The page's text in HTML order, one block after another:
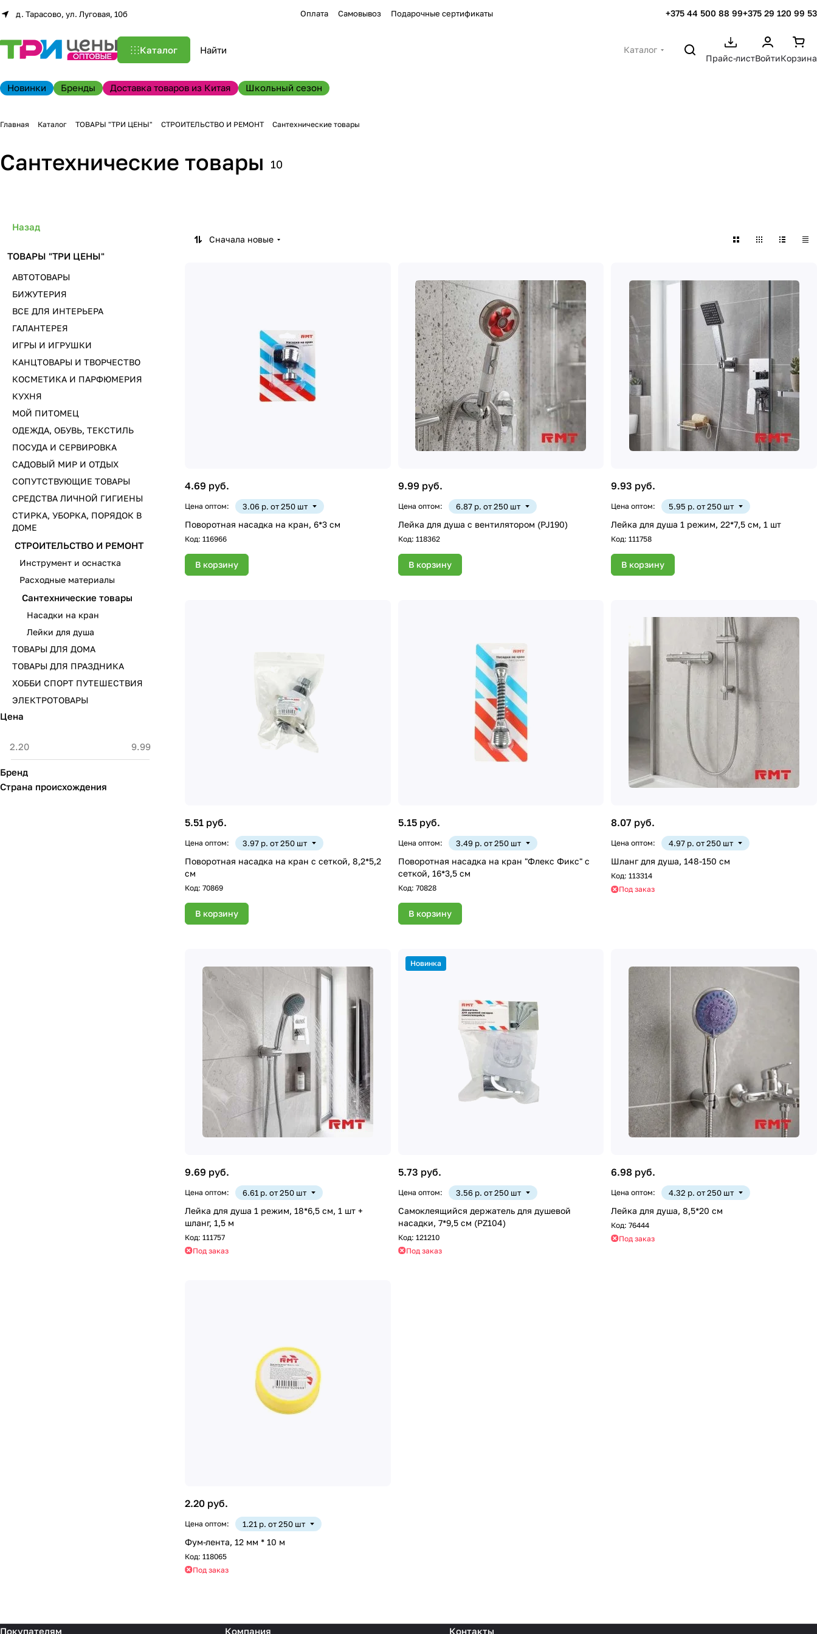
д. Тарасово, ул. Луговая, 10б Оплата Самовывоз Подарочные сертификаты +375 44 500 88 99+375 29 120 99 53
Каталог
Каталог
Прайс-листВойтиКорзина
Новинки Бренды Доставка товаров из Китая Школьный сезон
Главная Каталог ТОВАРЫ "ТРИ ЦЕНЫ" СТРОИТЕЛЬСТВО И РЕМОНТ Сантехнические товары
Сантехнические товары 10
Сначала новые
4.69 руб.
Цена оптом: 3.06 р. от 250 шт
Поворотная насадка на кран, 6*3 см
Код: 116966
В корзину
9.99 руб.
Цена оптом: 6.87 р. от 250 шт
Лейка для душа с вентилятором (PJ190)
Код: 118362
В корзину
9.93 руб.
Цена оптом: 5.95 р. от 250 шт
Лейка для душа 1 режим, 22*7,5 см, 1 шт
Код:111758
В корзину
5.51 руб.
Цена оптом: 3.97 р. от 250 шт
Поворотная насадка на кран с сеткой, 8,2*5,2
см
Код: 70869
В корзину
5.15 руб.
Цена оптом: 3.49 р. от 250 шт
Поворотная насадка на кран "Флекс Фикс" с
сеткой, 16*3,5 см
Код: 70828
В корзину
8.07 руб.
Цена оптом: 4.97 р. от 250 шт
Шланг для душа, 148-150 см
Код:113314
Под заказ
9.69 руб.
Цена оптом: 6.61 р. от 250 шт
Лейка для душа 1 режим, 18*6,5 см, 1 шт +
шланг, 1,5 м
Код: 111757
Под заказ
Новинка
5.73 руб.
Цена оптом: 3.56 р. от 250 шт
Самоклеящийся держатель для душевой
насадки, 7*9,5 см (PZ104)
Код: 121210
Под заказ
6.98 руб.
Цена оптом: 4.32 р. от 250 шт
Лейка для душа, 8,5*20 см
Код:76444
Под заказ
2.20 руб.
Цена оптом: 1.21 р. от 250 шт
Фум-лента, 12 мм * 10 м
Код: 118065
Под заказ
Назад
ТОВАРЫ "ТРИ ЦЕНЫ"
АВТОТОВАРЫ
БИЖУТЕРИЯ
ВСЕ ДЛЯ ИНТЕРЬЕРА
ГАЛАНТЕРЕЯ
ИГРЫ И ИГРУШКИ
КАНЦТОВАРЫ И ТВОРЧЕСТВО
КОСМЕТИКА И ПАРФЮМЕРИЯ
КУХНЯ
МОЙ ПИТОМЕЦ
ОДЕЖДА, ОБУВЬ, ТЕКСТИЛЬ
ПОСУДА И СЕРВИРОВКА
САДОВЫЙ МИР И ОТДЫХ
СОПУТСТВУЮЩИЕ ТОВАРЫ
СРЕДСТВА ЛИЧНОЙ ГИГИЕНЫ
СТИРКА, УБОРКА, ПОРЯДОК В
ДОМЕ
СТРОИТЕЛЬСТВО И РЕМОНТ
Инструмент и оснастка
Расходные материалы
Сантехнические товары
Насадки на кран
Лейки для душа
ТОВАРЫ ДЛЯ ДОМА
ТОВАРЫ ДЛЯ ПРАЗДНИКА
ХОББИ СПОРТ ПУТЕШЕСТВИЯ
ЭЛЕКТРОТОВАРЫ
Цена
Бренд
Страна происхождения
Покупателям Компания Контакты